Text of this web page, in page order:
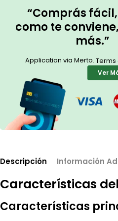
“Comprás
como te
más.”
Application via Merto. Terms
Ver
Descripción Información
Características
Características